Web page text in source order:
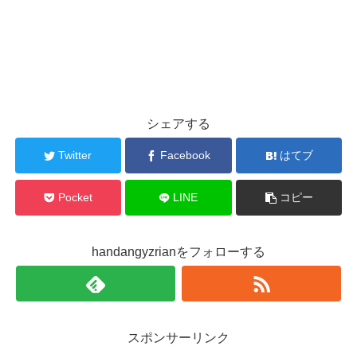
シェアする
Twitter Facebook はてブ
Pocket LINE コピー
handangyzrianをフォローする
スポンサーリンク